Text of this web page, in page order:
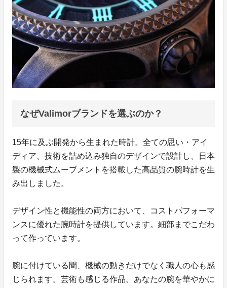
なぜValimorブランドを選ぶのか？
15年に及ぶ開発から生まれた時計。全ての思い・アイ
ディア、技術を詰め込み独自のデザインで設計し、日本
製の機械式ムーブメントを搭載した高品質の腕時計を生
み出しました。
デザイン性と機能性の両方において、コストパフォーマ
ンスに優れた腕時計を提供しています。細部までこだわ
って作っています。
腕に付けている間、機械の動きだけでなく職人の心も感
じられます。芸術も感じる作品。あなたの腕を華やかに